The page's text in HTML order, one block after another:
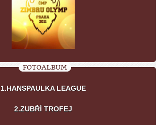
FOTOALBUM
1.HANSPAULKA LEAGUE
2.ZUBŘÍ TROFEJ